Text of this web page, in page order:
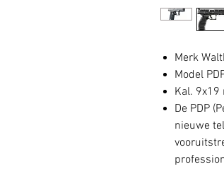
Merk
Model
Kal. 9x19
De PDP
nieuwe